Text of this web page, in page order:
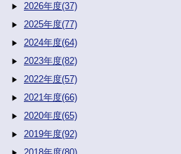
2026年度(37)
2025年度(77)
2024年度(64)
2023年度(82)
2022年度(57)
2021年度(66)
2020年度(65)
2019年度(92)